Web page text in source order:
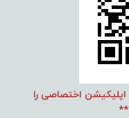
اختصاصی را